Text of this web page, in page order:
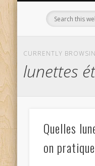
CURRENTLY
lunettes
Quelles
on